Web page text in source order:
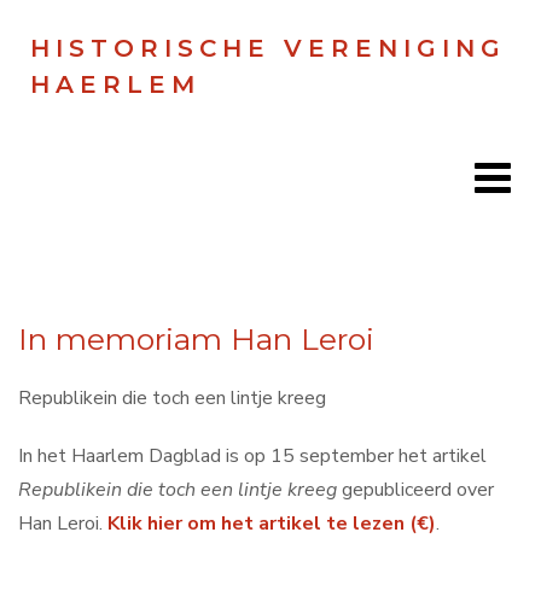
HISTORISCHE VERENIGING
HAERLEM
Doen
Zien
Lezen
Over ons
In memoriam Han Leroi
Republikein die toch een lintje kreeg
In het Haarlem Dagblad is op 15 september het artikel
Republikein die toch een lintje kreeggepubliceerd over
Han Leroi. Klik hier om het artikel te lezen (€).